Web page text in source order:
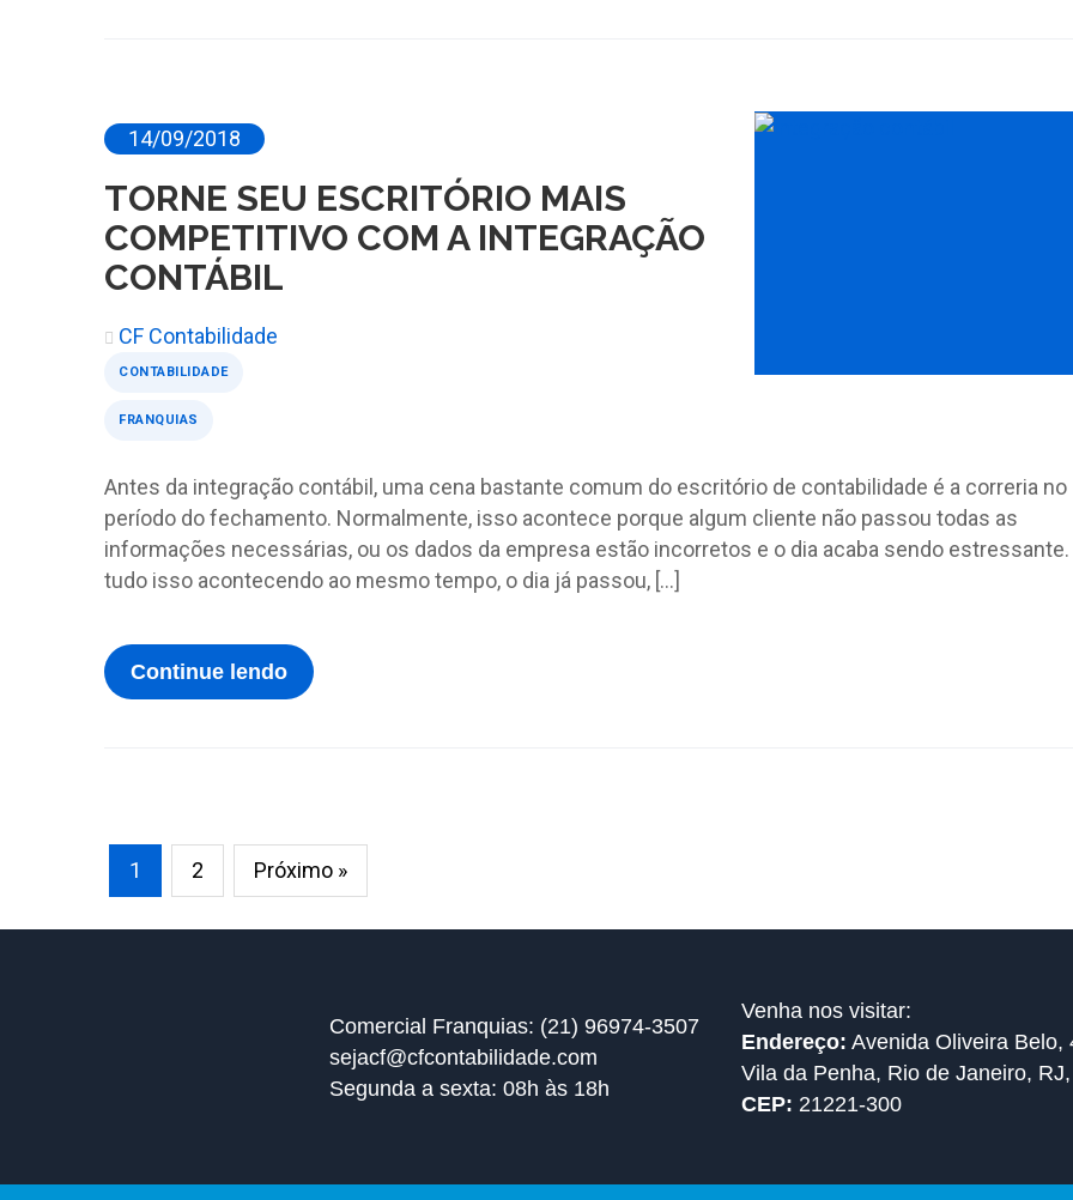
14/09/2018
TORNE SEU ESCRITÓRIO MAIS
COMPETITIVO COM A INTEGRAÇÃO
CONTÁBIL
CF Contabilidade
CONTABILIDADE
FRANQUIAS
Antes da integração contábil, uma cena bastante comum do escritório de contabilidade é a correria no
período do fechamento. Normalmente, isso acontece porque algum cliente não passou todas as
informações necessárias, ou os dados da empresa estão incorretos e o dia acaba sendo
tudo isso acontecendo ao mesmo tempo, o dia já passou, […]
Continue lendo
1 2 Próximo »
Comercial Franquias: (21) 96974-3507
sejacf@cfcontabilidade.com
Segunda a sexta: 08h às 18h
Venha nos visitar:
Endereço: Avenida Oliveira Belo,
Vila da Penha, Rio de Janeiro, RJ,
CEP: 21221-300